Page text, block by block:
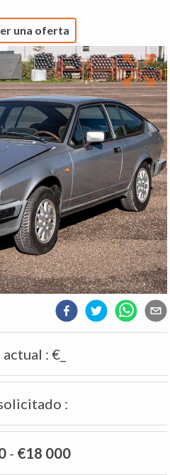
una oferta
: €_
:
- €18 000